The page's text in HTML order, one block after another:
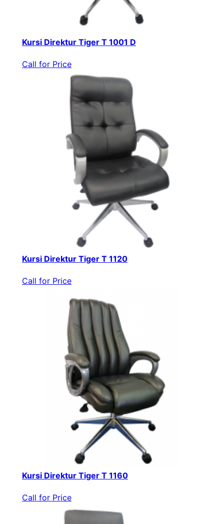
Kursi Direktur Tiger T 1001 D
Call for Price
Kursi Direktur Tiger T 1120
Call for Price
Kursi Direktur Tiger T 1160
Call for Price